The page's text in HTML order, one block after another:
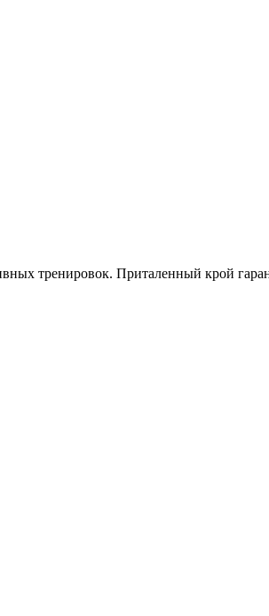
тренировок. Приталенный крой